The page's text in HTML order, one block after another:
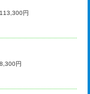
円+材料費
円
円